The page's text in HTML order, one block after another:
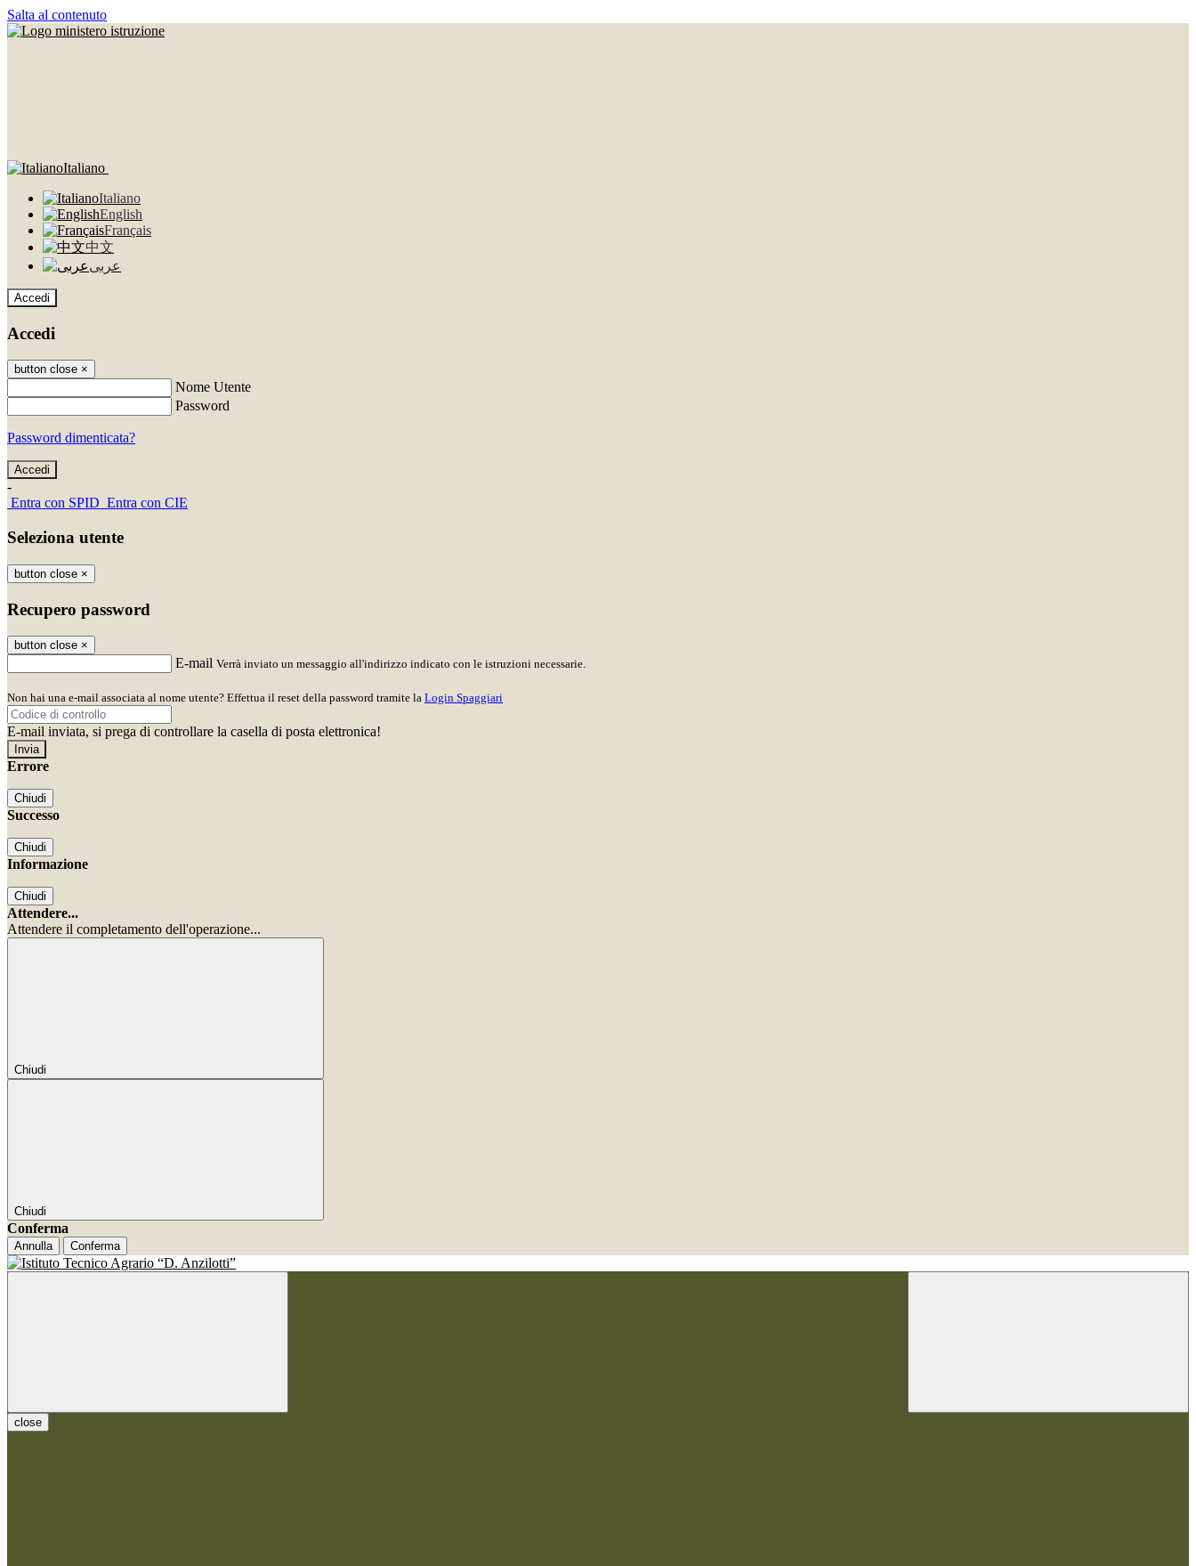
Salta al contenuto
Italiano
Italiano
English
Français
中文
عربى
Accedi
Accedi
button close ×
Nome Utente
Password
Password dimenticata?
-
Entra con SPID Entra con CIE
Seleziona utente
button close ×
Recupero password
button close ×
E-mail Verrà inviato un messaggio all'indirizzo indicato con le istruzioni necessarie.
Non hai una e-mail associata al nome utente? Effettua il reset della password tramite la Login Spaggiari
E-mail inviata, si prega di controllare la casella di posta elettronica!
Errore
Chiudi
Successo
Chiudi
Informazione
Chiudi
Attendere...
Attendere il completamento dell'operazione...
Chiudi
Chiudi
Conferma
Annulla Conferma
close